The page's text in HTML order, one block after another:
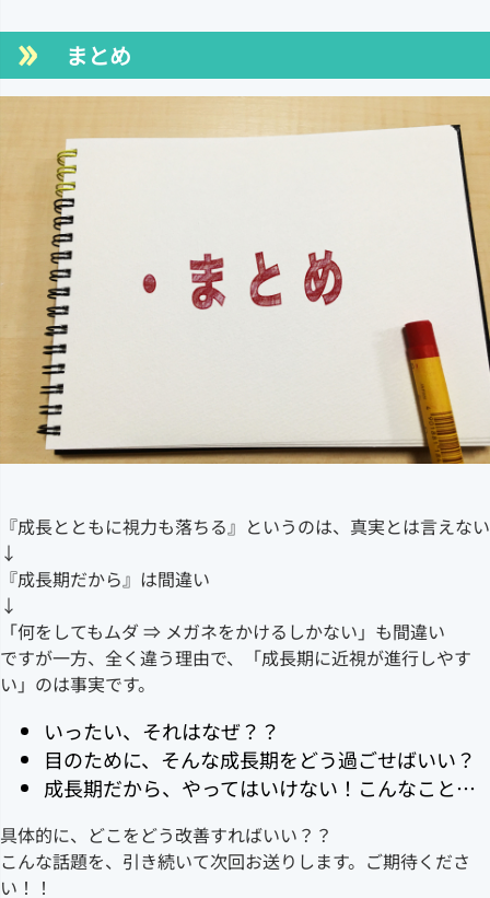
まとめ
『成長とともに視力も落ちる』というのは、真実とは言えない
↓
『成長期だから』は間違い
↓
「何をしてもムダ ⇒ メガネをかけるしかない」も間違い
ですが一方、全く違う理由で、「成長期に近視が進行しやす
い」のは事実です。
いったい、それはなぜ？？
目のために、そんな成長期をどう過ごせばいい？
成長期だから、やってはいけない！こんなこと…
具体的に、どこをどう改善すればいい？？
こんな話題を、引き続いて次回お送りします。ご期待くださ
い！！